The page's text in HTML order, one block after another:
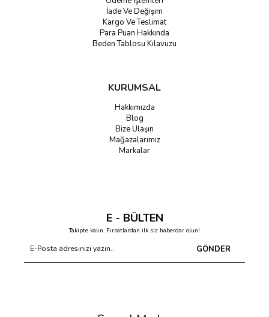
İade Ve Değişim
Kargo Ve Teslimat
Para Puan Hakkında
Beden Tablosu Kılavuzu
KURUMSAL
Hakkımızda
Blog
Bize Ulaşın
Mağazalarımız
Markalar
E - BÜLTEN
Takipte kalın. Fırsatlardan ilk siz haberdar olun!
GÖNDER